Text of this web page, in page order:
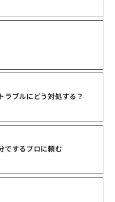
ラブルにどう対処する？
でするプロに頼む